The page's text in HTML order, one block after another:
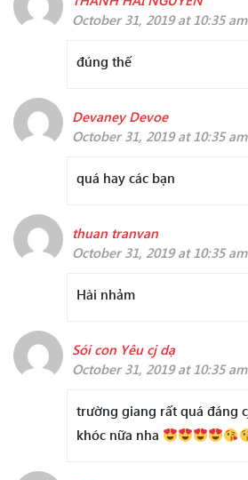
October 31, 2019 at 10:35 am
đúng thế
Devaney Devoe
October 31, 2019 at 10:35 am
quá hay các bạn
thuan tranvan
October 31, 2019 at 10:35 am
Hài nhảm
Sói con Yêu cj dạ
October 31, 2019 at 10:35 am
trường giang rất quá đáng
khóc nữa nha